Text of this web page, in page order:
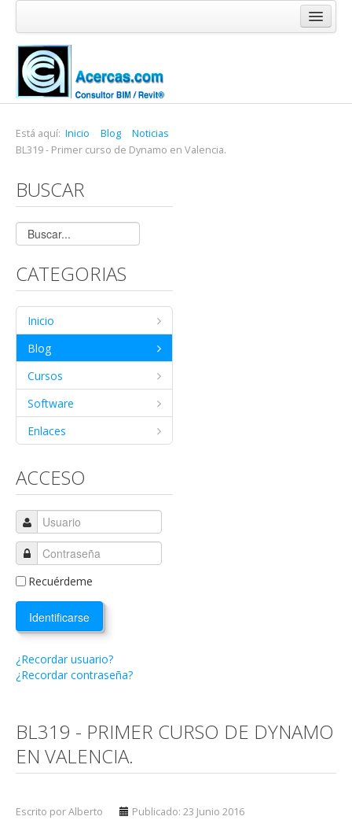
Inicio
Blog
Cursos
Software
Enlaces
Acercas
Está aquí: Inicio Blog
Noticias
BL319 - Primer curso de Dynamo en Valencia.
BUSCAR
CATEGORIAS
Inicio
Blog
Cursos
Software
Enlaces
ACCESO
Recuérdeme
Identificarse
¿Recordar usuario?
¿Recordar contraseña?
BL319 - PRIMER CURSO DE DYNAMO
EN VALENCIA.
Escrito por Alberto Publicado: 23 Junio 2016